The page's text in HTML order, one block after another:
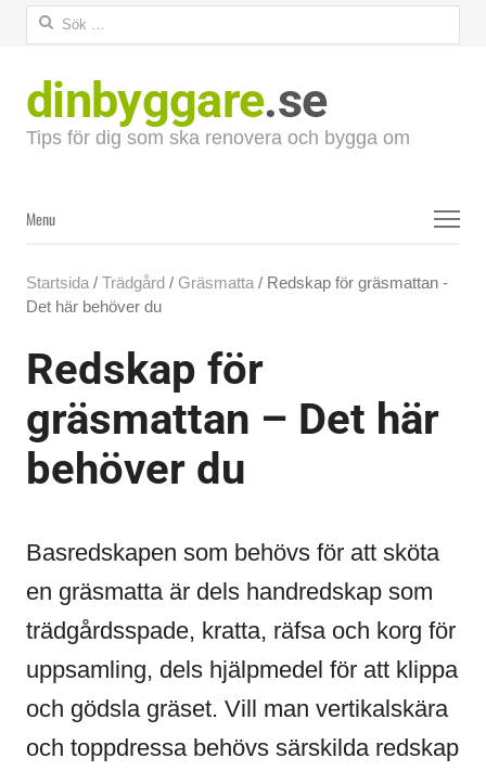
Sök
dinbyggare.se
Tips för dig som ska renovera och bygga om
Menu
Menu
Startsida / Trädgård / Gräsmatta / Redskap för gräsmattan -
Det här behöver du
Redskap för
gräsmattan – Det här
behöver du
Basredskapen som behövs för att sköta
en gräsmatta är dels handredskap som
trädgårdsspade, kratta, räfsa och korg för
uppsamling, dels hjälpmedel för att klippa
och gödsla gräset. Vill man vertikalskära
och toppdressa behövs särskilda redskap